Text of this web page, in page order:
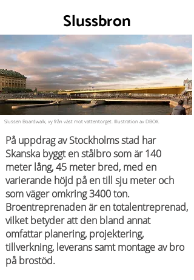
Slussbron
Slussen Boardwalk, vy från väst mot vattentorget. Illustration av DBOX.
På uppdrag av Stockholms stad har
Skanska byggt en stålbro som är 140
meter lång, 45 meter bred, med en
varierande höjd på en till sju meter och
som väger omkring 3400 ton.
Broentreprenaden är en totalentreprenad,
vilket betyder att den bland annat
omfattar planering, projektering,
tillverkning, leverans samt montage av bro
på brostöd.